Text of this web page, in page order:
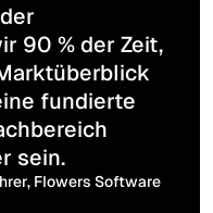
90 % der Zeit,
fundierte
sein.
Flowers Software